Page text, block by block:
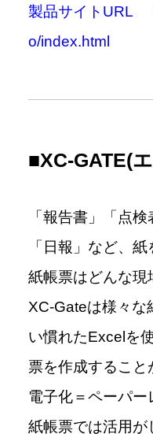
製品サイトURL
o/index.html
■XC-GATE(
「報告書」「点
「日報」など、
紙帳票はどんな現
XC-Gateは様々な
い慣れたExcelを
票を作成すること
電子化＝ペーパー
紙帳票では活用が